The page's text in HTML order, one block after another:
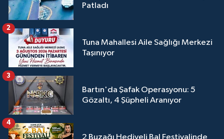
Patladı
Tuna Mahallesi Aile Sağlığı Merkezi
Taşınıyor
2
Bartın'da Şafak Operasyonu: 5
Gözaltı, 4 Şüpheli Aranıyor
3
2 Buzağı Hediyeli Bal Festivalinde
4